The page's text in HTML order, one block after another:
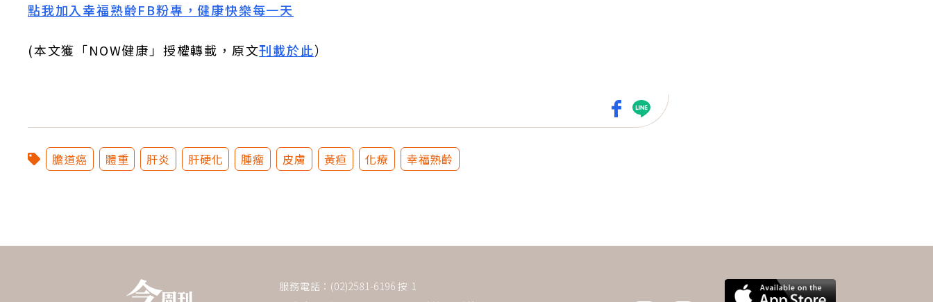
點我加入幸福熟齡FB粉專，健康快樂每一天
(本文獲「NOW健康」授權轉載，原文刊載於此）
下一則 ＋
酒就會肝炎肝癌？醫：注
膽道癌 體重 肝炎 肝硬化 腫瘤 皮膚 黃疸 化療 幸福熟齡
服務電話：(02)2581-6196 按 1